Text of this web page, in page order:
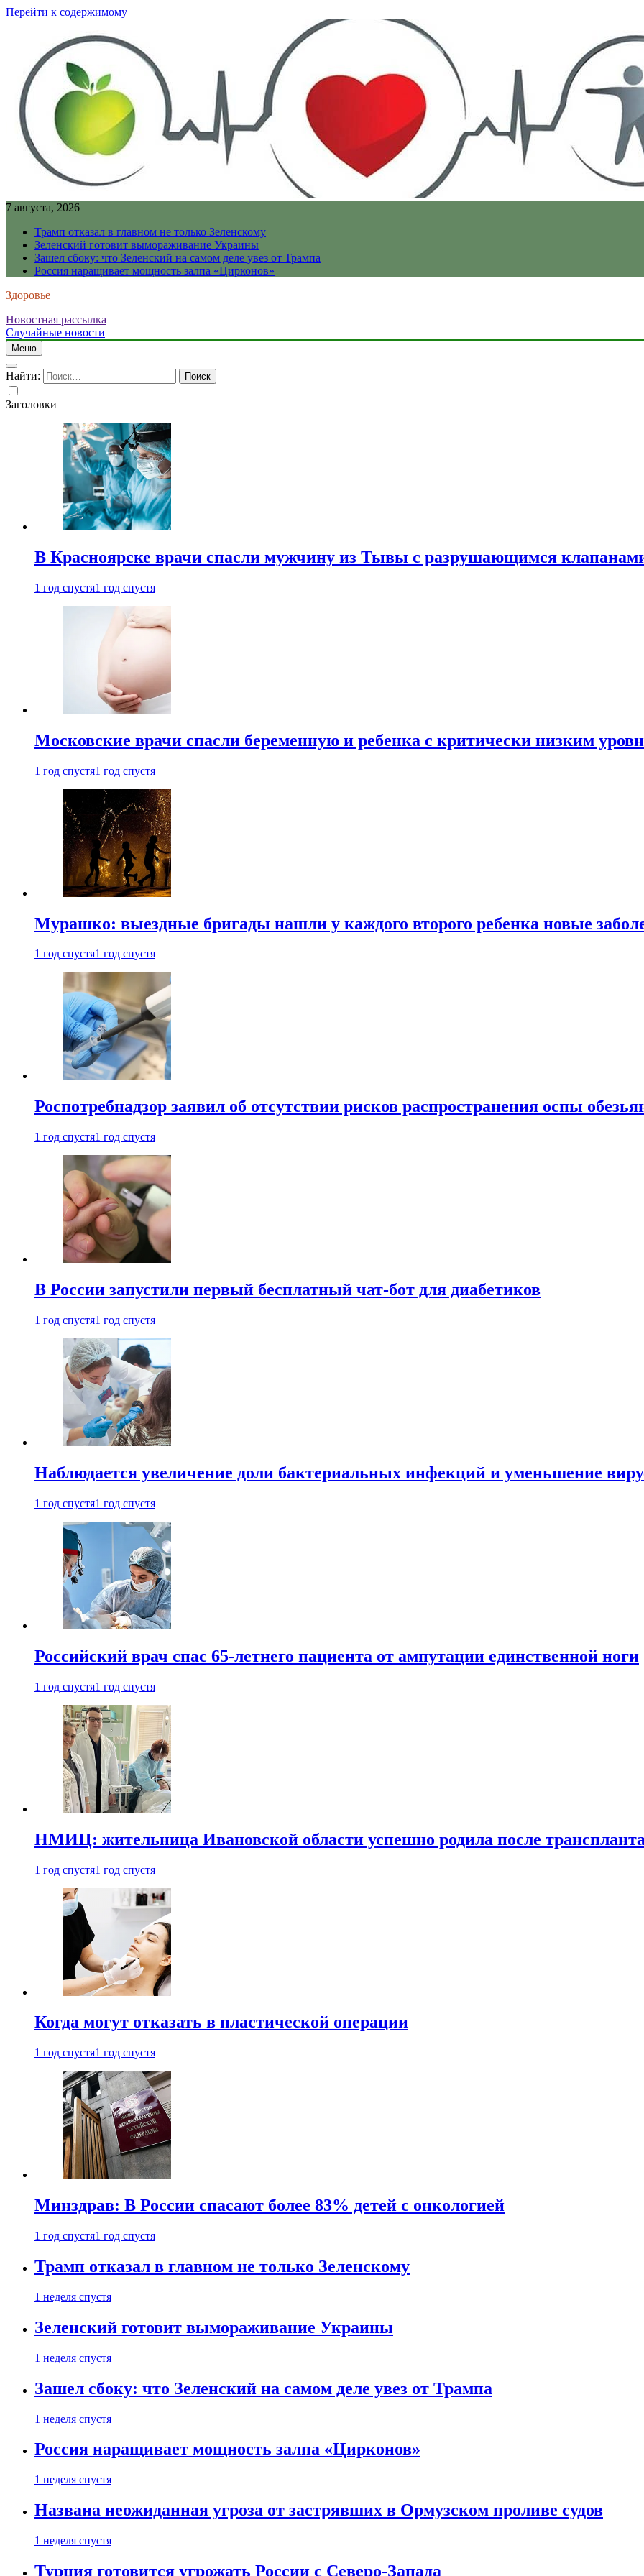
Перейти к содержимому
7 августа, 2026
Трамп отказал в главном не только Зеленскому
Зеленский готовит вымораживание Украины
Зашел сбоку: что Зеленский на самом деле увез от Трампа
Россия наращивает мощность залпа «Цирконов»
Здоровье
Новостная рассылка
Случайные новости
Меню
Найти:
Заголовки
В Красноярске врачи спасли мужчину из Тывы с разрушающимся
1 год спустя1 год спустя
Московские врачи спасли беременную и ребенка с критически низким
1 год спустя1 год спустя
Мурашко: выездные бригады нашли у каждого второго ребенка новые
1 год спустя1 год спустя
Роспотребнадзор заявил об отсутствии рисков распространения оспы
1 год спустя1 год спустя
В России запустили первый бесплатный чат-бот для диабетиков
1 год спустя1 год спустя
Наблюдается увеличение доли бактериальных инфекций и уменьшение
1 год спустя1 год спустя
Российский врач спас 65-летнего пациента от ампутации единственной ноги
1 год спустя1 год спустя
НМИЦ: жительница Ивановской области успешно родила после
1 год спустя1 год спустя
Когда могут отказать в пластической операции
1 год спустя1 год спустя
Минздрав: В России спасают более 83% детей с онкологией
1 год спустя1 год спустя
Трамп отказал в главном не только Зеленскому
1 неделя спустя
Зеленский готовит вымораживание Украины
1 неделя спустя
Зашел сбоку: что Зеленский на самом деле увез от Трампа
1 неделя спустя
Россия наращивает мощность залпа «Цирконов»
1 неделя спустя
Названа неожиданная угроза от застрявших в Ормузском проливе судов
1 неделя спустя
Турция готовится угрожать России с Северо-Запада